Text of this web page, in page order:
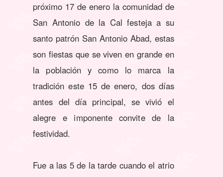
próximo 17 de enero la comunidad de
San Antonio de la Cal festeja a su
santo patrón San Antonio Abad, estas
son fiestas que se viven en grande en
la población y como lo marca la
tradición este 15 de enero, dos días
antes del día principal, se vivió el
alegre e imponente convite de la
festividad.
Fue a las 5 de la tarde cuando el atrio